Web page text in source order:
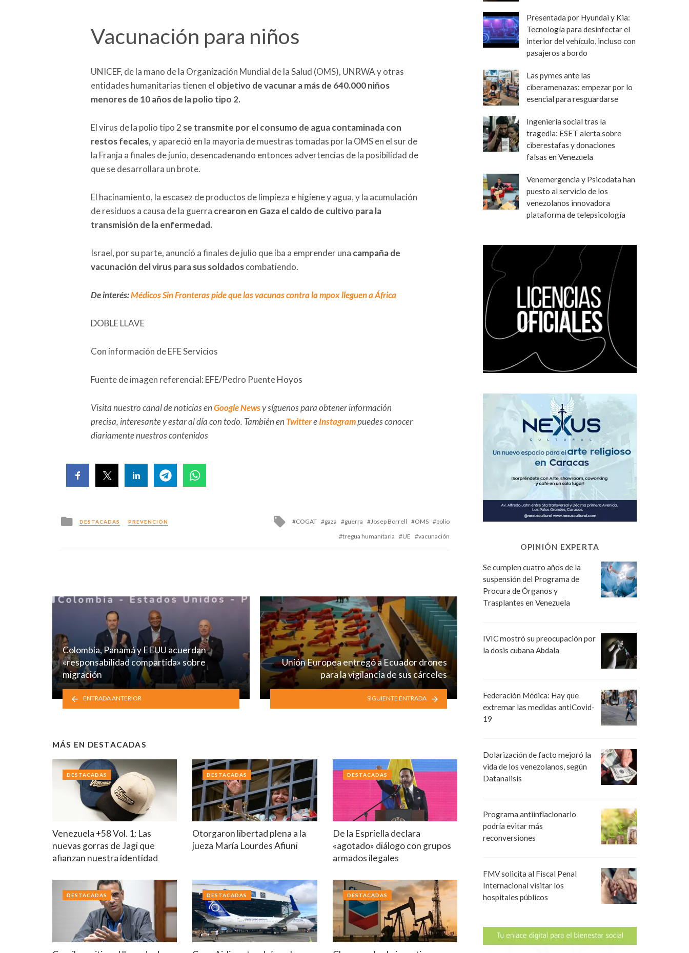
Vacunación para niños
UNICEF, de la mano de la Organización Mundial de la Salud (OMS), UNRWA y otras
entidades humanitarias tienen el objetivo de vacunar a más de 640.000 niños
menores de 10 años de la polio tipo 2.
El virus de la polio tipo 2 se transmite por el consumo de agua contaminada con
restos fecales,y apareció en la mayoría de muestras tomadas por la OMS en el sur de
la Franja a finales de junio, desencadenando entonces advertencias de la posibilidad de
que se desarrollara un brote.
El hacinamiento, la escasez de productos de limpieza e higiene y agua, y la acumulación
de residuos a causa de la guerra crearon en Gaza el caldo de cultivo para la
transmisión de la enfermedad.
Israel, por su parte, anunció a finales de julio que iba a emprender una campaña de
vacunación del virus para sus soldadoscombatiendo.
De interés:Médicos Sin Fronteras pide que las vacunas contra la mpox lleguen a África
DOBLE LLAVE
Con información de EFE Servicios
Fuente de imagen referencial: EFE/Pedro Puente Hoyos
Visita nuestro canal de noticias enGoogle Newsy síguenos para obtener información
precisa, interesante y estar al día con todo. También en TwittereInstagrampuedes conocer
diariamente nuestros contenidos
Posted
in
DESTACADAS PREVENCIÓN
Tagged
COGAT gaza guerra Josep Borrell OMS
polio
tregua humanitaria
UE vacunación
Colombia, Panamá y EEUU acuerdan
«responsabilidad compartida» sobre
migración
ENTRADA ANTERIOR
Unión Europea entregó a Ecuador drones
para la vigilancia de sus cárceles
SIGUIENTE ENTRADA
MÁS EN DESTACADAS
Venezuela +58 Vol. 1: Las
nuevas gorras de Jagi que
afianzan nuestra identidad
DESTACADAS
Otorgaron libertad plena a la
jueza María Lourdes Afiuni
DESTACADAS
De la Espriella declara
«agotado» diálogo con grupos
armados ilegales
DESTACADAS
DESTACADAS DESTACADAS DESTACADAS
Presentada por Hyundai y Kia:
Tecnología para desinfectar el
interior del vehículo, incluso con
pasajeros a bordo
Las pymes ante las
ciberamenazas: empezar por lo
esencial para resguardarse
Ingeniería social tras la
tragedia: ESET alerta sobre
ciberestafas y donaciones
falsas en Venezuela
Venemergencia y Psicodata han
puesto al servicio de los
venezolanos innovadora
plataforma de telepsicología
OPINIÓN EXPERTA
Se cumplen cuatro años de la
suspensión del Programa de
Procura de Órganos y
Trasplantes en Venezuela
IVIC mostró su preocupación por
la dosis cubana Abdala
Federación Médica: Hay que
extremar las medidas antiCovid-
19
Dolarización de facto mejoró la
vida de los venezolanos, según
Datanalisis
Programa antiinflacionario
podría evitar más
reconversiones
FMV solicita al Fiscal Penal
Internacional visitar los
hospitales públicos